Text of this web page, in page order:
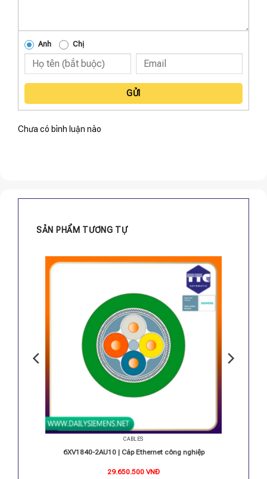
Anh Chị
GỬI
Chưa có bình luận nào
SẢN PHẨM TƯƠNG TỰ
CABLES
6XV1840-2AU10 | Cáp Ethernet công nghiệp
29.650.500 VNĐ